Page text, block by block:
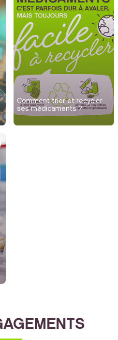
Comment trier et recycler
ses médicaments ?